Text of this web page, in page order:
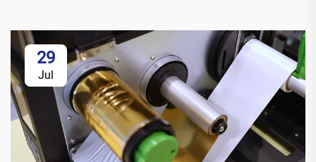
29
Jul